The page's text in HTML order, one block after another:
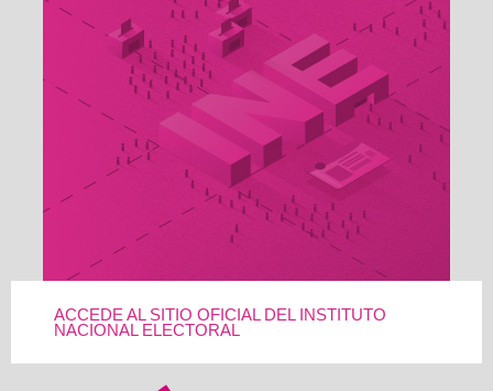
ACCEDE AL SITIO OFICIAL DEL INSTITUTO
NACIONAL ELECTORAL